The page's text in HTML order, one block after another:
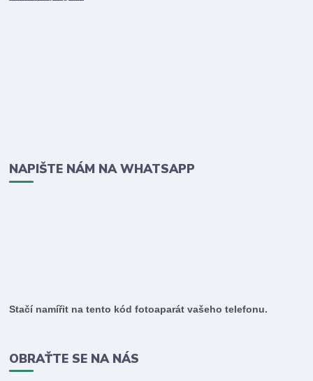
NAPIŠTE NÁM NA WHATSAPP
Stačí namířit na tento kód fotoaparát vašeho telefonu.
OBRAŤTE SE NA NÁS